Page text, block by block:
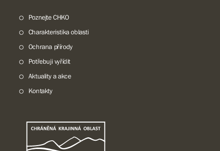
Poznejte CHKO
Charakteristika oblasti
Ochrana přírody
Potřebuji vyřídit
Aktuality a akce
Kontakty